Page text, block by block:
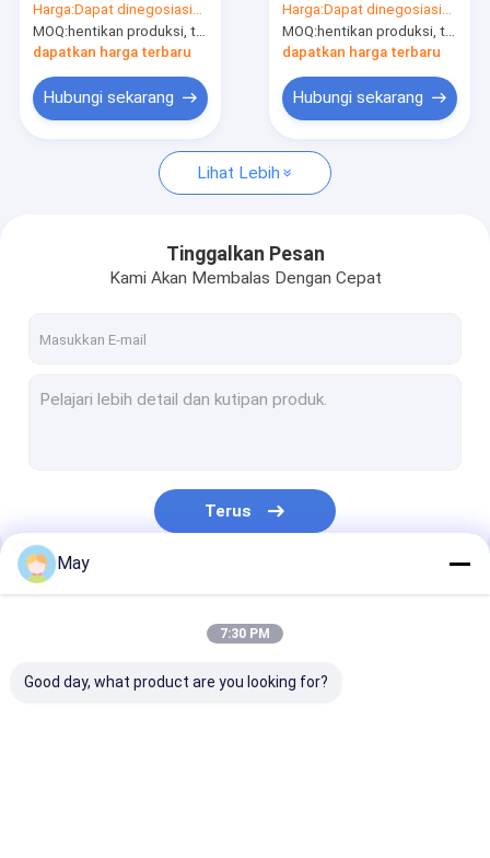
Hubungi Kami
Berita
Minta Kutipan
Microwave sensor gerak
Sensor Gerak Pir
Sensor Fungsi Mati
Untuk Common LED
Driver
Harga:Dapat dinegosiasikan
MOQ:hentikan produksi, tidak tersedia.
dapatkan harga terbaru
Hubungi sekarang
Sensor Automatic
Switching
Harga:Dapat dinegosiasikan
MOQ:hentikan produksi, tidak tersedia.
dapatkan harga terbaru
Hubungi sekarang
Lihat Lebih
Tinggalkan Pesan
Kami Akan Membalas Dengan Cepat
Terus
Kategori Kami
May
7:30 PM
Good day, what product are you looking for?